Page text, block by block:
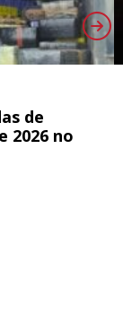
de
2026 no